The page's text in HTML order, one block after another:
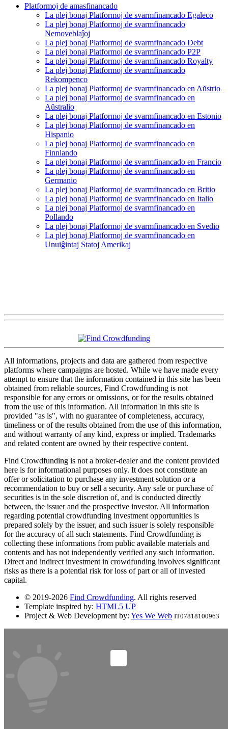
Platformoj de amasfinancado
La plej bonaj Platformoj de svarmfinancado Egaleco
La plej bonaj Platformoj de svarmfinancado
Nemoveblaĵoj
La plej bonaj Platformoj de svarmfinancado Debt
La plej bonaj Platformoj de svarmfinancado P2P
La plej bonaj Platformoj de svarmfinancado Royalty
La plej bonaj Platformoj de svarmfinancado
Rekompenco
La plej bonaj Platformoj de svarmfinancado en Aŭstrio
La plej bonaj Platformoj de svarmfinancado en
Aŭstralio
La plej bonaj Platformoj de svarmfinancado en Estonio
La plej bonaj Platformoj de svarmfinancado en
Hispanio
La plej bonaj Platformoj de svarmfinancado en
Finnlando
La plej bonaj Platformoj de svarmfinancado en Francio
La plej bonaj Platformoj de svarmfinancado en
Germanio
La plej bonaj Platformoj de svarmfinancado en Britio
La plej bonaj Platformoj de svarmfinancado en Italio
La plej bonaj Platformoj de svarmfinancado en
Pollando
La plej bonaj Platformoj de svarmfinancado en Svedio
La plej bonaj Platformoj de svarmfinancado en
Unuiĝintaj Statoj Amerikaj
All informations, projects and data are gathered from respective
platforms where campaigns are hosted. While we have made every
attempt to ensure that the information contained in this site has been
obtained from reliable sources, Find Crowdfunding is not
responsible for any errors or omissions, or for the results obtained
from the use of this information. All information in this site is
provided "as is", with no guarantee of completeness, accuracy,
timeliness or of the results obtained from the use of this information,
and without warranty of any kind, express or implied. Trademarks
and related content are owned by their respective content.
Find Crowdfunding is not a broker-dealer and the content provided
here is for informational purposes only. It does not constitute an
offer or solicitation to purchase any investment solution or a
recommendation to buy or sell a security. Any sale or purchase of
securities is in the sole discretion of, and is conducted directly
between, the issuer and the prospective investor. All information
regarding potential crowdfunding investment opportunities is
prepared solely by the issuer, and such issuer is solely responsible
for the accuracy of all such statements. Find Crowdfunding is
collecting these informations from public available materials and
contents and has not independently verified any such information.
Direct and indirect investment in crowdfunding involves significant
risks as there is a potential risk for loss of part or all of invested
capital.
© 2019-2026 Find Crowdfunding. All rights reserved
Template inspired by: HTML5 UP
Project & Web Development by: Yes We Web IT07818100963